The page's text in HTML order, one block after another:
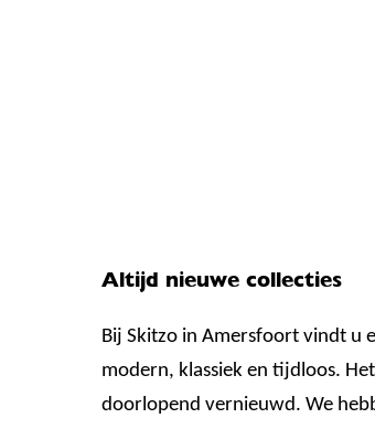
Altijd nieuwe collecties
Bij Skitzo in Amersfoort vindt u
modern, klassiek en tijdloos.
doorlopend vernieuwd. We